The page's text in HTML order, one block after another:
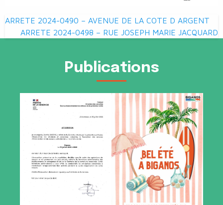
Navigation
de
ARRETE 2024-0490 – AVENUE DE LA COTE D ARGENT
ARRETE 2024-0498 – RUE JOSEPH MARIE JACQUARD
Publications